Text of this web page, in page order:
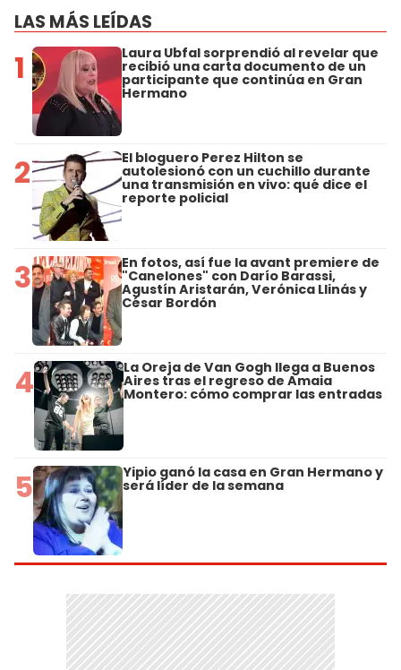
LAS MÁS LEÍDAS
1 Laura Ubfal sorprendió al revelar que
recibió una carta documento de un
participante que continúa en Gran
Hermano
2 El bloguero Perez Hilton se
autolesionó con un cuchillo durante
una transmisión en vivo: qué dice el
reporte policial
3 En fotos, así fue la avant premiere de
"Canelones" con Darío Barassi,
Agustín Aristarán, Verónica Llinás y
César Bordón
4 La Oreja de Van Gogh llega a Buenos
Aires tras el regreso de Amaia
Montero: cómo comprar las entradas
5 Yipio ganó la casa en Gran Hermano y
será líder de la semana